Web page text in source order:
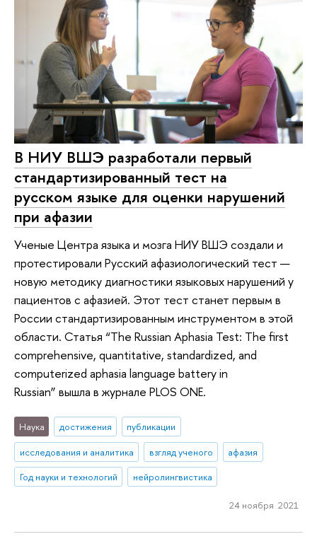
В НИУ ВШЭ разработали первый
стандартизированный тест на
русском языке для оценки нарушений
при афазии
Ученые Центра языка и мозга НИУ ВШЭ создали и
протестировали Русский афазиологический тест —
новую методику диагностики языковых нарушений у
пациентов с афазией. Этот тест станет первым в
России стандартизированным инструментом в этой
области. Статья “The Russian Aphasia Test: The first
comprehensive, quantitative, standardized, and
computerized aphasia language battery in
Russian” вышла в журнале PLOS ONE.
Наука достижения
публикации
исследования и аналитика
взгляд ученого
афазия
Год науки и технологий
нейролингвистика
24 ноября 2021